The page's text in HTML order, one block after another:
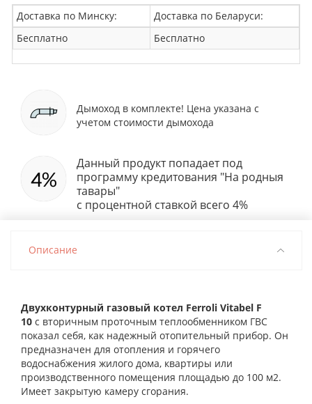
Доставка по Минску:
Доставка по Беларуси:
Бесплатно
Бесплатно
Дымоход в комплекте! Цена указана с
учетом стоимости дымохода
Данный продукт попадает под
программу кредитования "На родныя
тавары"
с процентной ставкой всего 4%
Описание
Двухконтурный газовый котел Ferroli Vitabel F
10 с вторичным проточным теплообменником ГВС
показал себя, как надежный отопительный прибор. Он
предназначен для отопления и горячего
водоснабжения жилого дома, квартиры или
производственного помещения площадью до 100 м2.
Имеет закрытую камеру сгорания.